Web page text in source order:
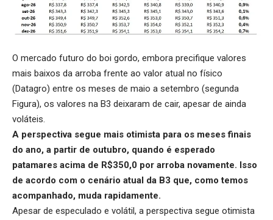
O mercado futuro do boi gordo, embora precifique valores
mais baixos da arroba frente ao valor atual no físico
(Datagro) entre os meses de maio a setembro (segunda
Figura), os valores na B3 deixaram de cair, apesar de ainda
voláteis.
A perspectiva segue mais otimista para os meses finais
do ano, a partir de outubro, quando é esperado
patamares acima de R$350,0 por arroba novamente. Isso
de acordo com o cenário atual da B3 que, como temos
acompanhado, muda rapidamente.
Apesar de especulado e volátil, a perspectiva segue otimista